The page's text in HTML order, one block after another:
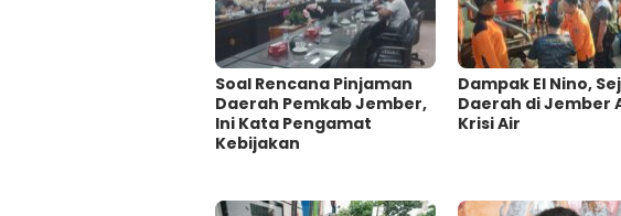
‎Soal Rencana Pinjaman
Daerah Pemkab Jember,
Ini Kata Pengamat
Kebijakan ‎
Dampak El Nino,
Daerah di Jember
Krisi Air